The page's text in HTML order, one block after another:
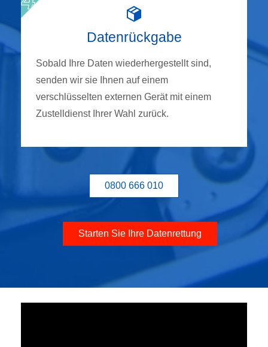
Datenrückgabe
Sobald Ihre Daten wiederhergestellt sind,
senden wir sie Ihnen auf einem
verschlüsselten externen Gerät mit einem
Zustelldienst Ihrer Wahl zurück.
0800 666 010
Starten Sie Ihre Datenrettung